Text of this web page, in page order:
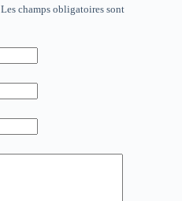
Les champs obligatoires sont